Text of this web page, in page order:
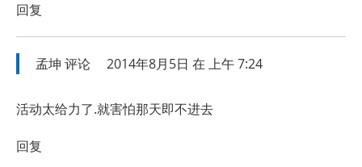
回复
孟坤 评论 2014年8月5日 在 上午 7:24
活动太给力了.就害怕那天即不进去
回复